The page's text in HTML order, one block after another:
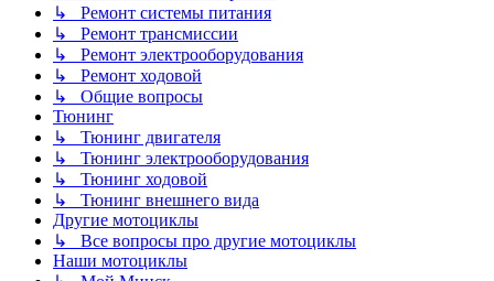
↳ Ремонт системы питания
↳ Ремонт трансмиссии
↳ Ремонт электрооборудования
↳ Ремонт ходовой
↳ Общие вопросы
Тюнинг
↳ Тюнинг двигателя
↳ Тюнинг электрооборудования
↳ Тюнинг ходовой
↳ Тюнинг внешнего вида
Другие мотоциклы
↳ Все вопросы про другие мотоциклы
Наши мотоциклы